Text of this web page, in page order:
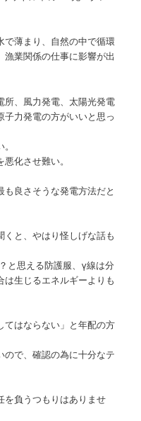
で薄まり、自然の中で循環
業関係の仕事に影響が出
所、風力発電、太陽光発電
力発電の方がいいと思っ
化させ難い。
良さそうな発電方法だと
と、やはり怪しげな話も
と思える防護服、γ線は分
生じるエネルギーよりも
てはならない」と年配の方
で、確認の為に十分なテ
を負うつもりはありませ